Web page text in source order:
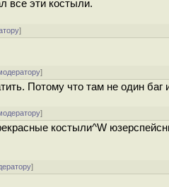
все эти костыли.
]
]
Потому что там не один баг
]
костыли^W
]